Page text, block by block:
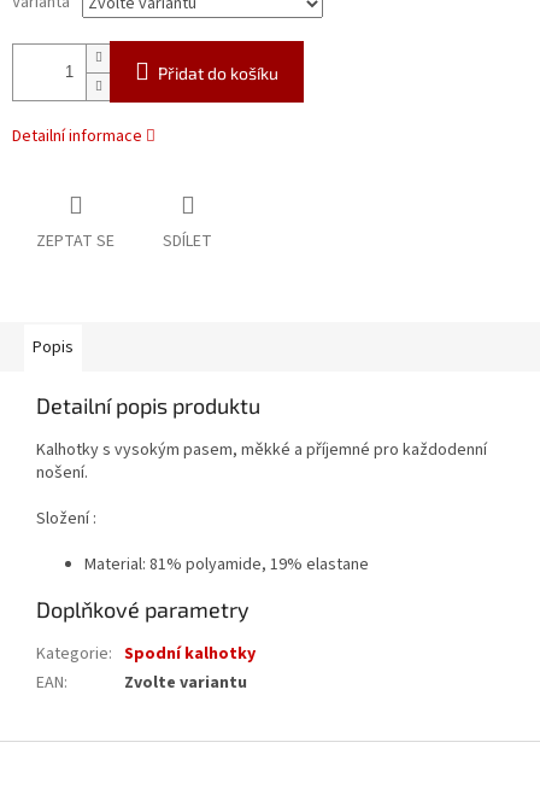
Přidat do košíku
Detailní informace
ZEPTAT SE SDÍLET
Popis
Detailní popis produktu
Kalhotky s vysokým pasem, měkké a příjemné pro každodenní
nošení.
Složení :
Material: 81% polyamide, 19% elastane
Doplňkové parametry
Kategorie: Spodní kalhotky
EAN: Zvolte variantu